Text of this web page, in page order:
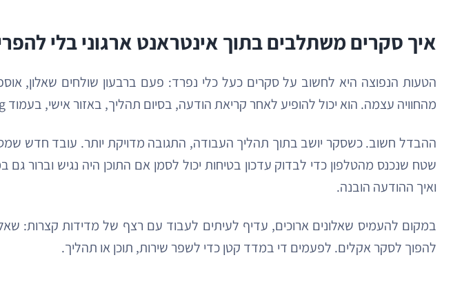
איך סקרים משתלבים בתוך אינטראנט ארגוני בלי
הטעות הנפוצה היא לחשוב על סקרים כעל כלי נפרד: פעם ברבעון שולחים שאלון,
מהחוויה עצמה. הוא יכול להופיע לאחר קריאת הודעה, בסיום תהליך, באזור אישי, בעמוד onboarding, או בקמפיין פנים־ארגוני שמכוון רק למחלקה מסוימת.
שטח שנכנס מהטלפון כדי לבדוק עדכון בטיחות יכול לסמן אם התוכן היה נגיש וברור
ואיך ההודעה הובנה.
במקום להעמיס שאלונים ארוכים, עדיף לעיתים לעבוד עם רצף של מדידות קצרות:
להפוך לסקר אקלים. לפעמים די במדד קטן כדי לשפר שירות, תוכן או תהליך.